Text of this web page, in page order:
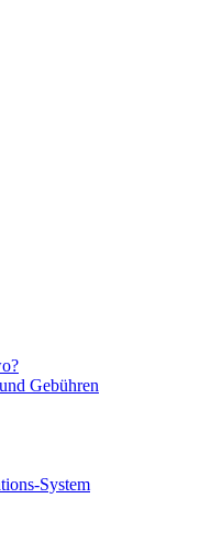
Gebühren
System